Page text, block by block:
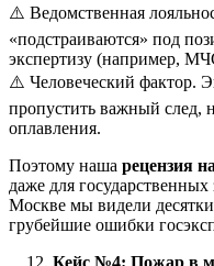
⚠️ Ведомственная
«подстраиваются» под
экспертизу (например,
⚠️ Человеческий фактор.
пропустить важный след,
оплавления.
Поэтому наша рецензия
даже для
Москве мы видели десятки
грубейшие ошибки
Кейс №4: Пожар в